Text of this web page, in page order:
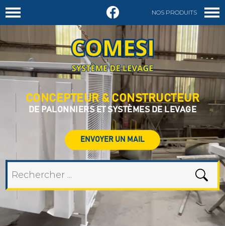
NOS PRODUITS
DEMANDER UN DEVIS
CONCEPTEUR & CONSTRUCTEUR
DE PALONNIERS ET SYSTÈMES DE LEVAGE
ENVOYER UN MAIL